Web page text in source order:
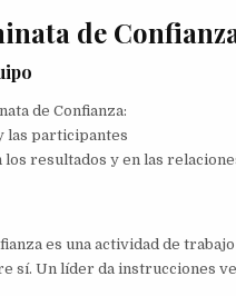
de
de Confianza:
las participantes
resultados y en las
es una actividad de
sí. Un líder da instrucciones